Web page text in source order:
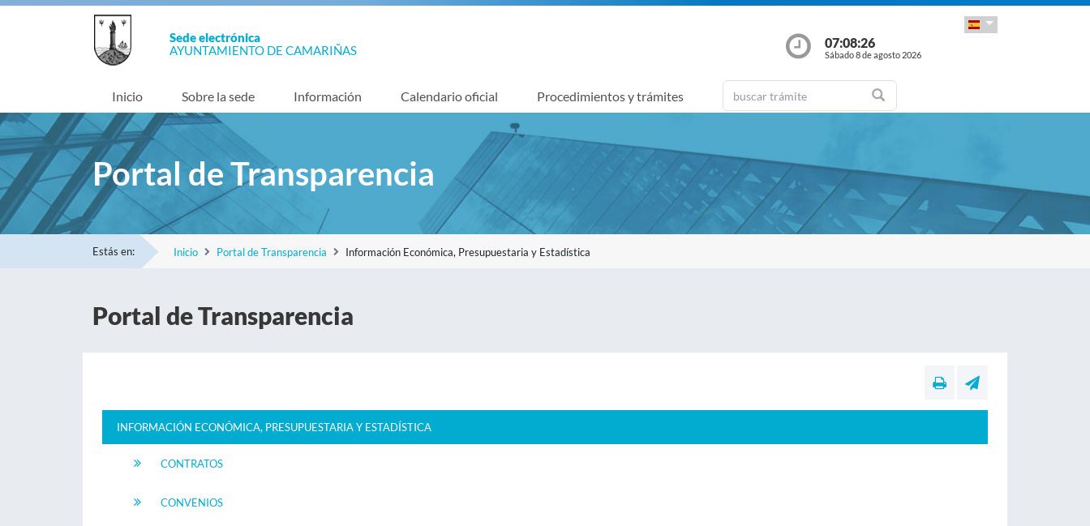
Sede electrónica
AYUNTAMIENTO DE CAMARIÑAS
07:08:27
Sábado 8 de agosto 2026
Inicio Sobre la sede Información Calendario oficial Procedimientos y trámites
Portal de Transparencia
Estás en: Inicio Portal de Transparencia Información Económica, Presupuestaria y Estadística
Portal de Transparencia
INFORMACIÓN ECONÓMICA, PRESUPUESTARIA Y ESTADÍSTICA
CONTRATOS
CONVENIOS